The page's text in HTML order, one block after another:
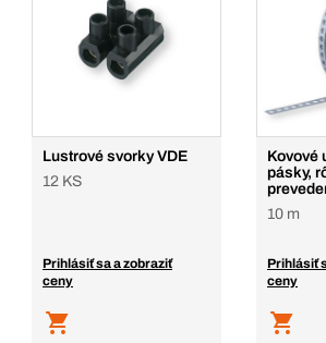
Lustrové svorky VDE
12 KS
Prihlásiť sa a zobraziť
ceny
Kovové
pásky,
10 m
Prihlásiť
ceny